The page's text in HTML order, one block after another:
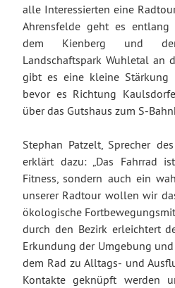
alle Interessierten eine
Ahrensfelde geht es entlang
dem Kienberg und
Landschaftspark Wuhletal an
gibt es eine kleine Stärkung
bevor es Richtung
über das Gutshaus zum S-
Stephan Patzelt, Sprecher
erklärt dazu: „Das Fahrrad
Fitness, sondern auch ein
unserer Radtour wollen wir
ökologische
durch den Bezirk erleichtert
Erkundung der Umgebung
dem Rad zu Alltags- und
Kontakte geknüpft werden